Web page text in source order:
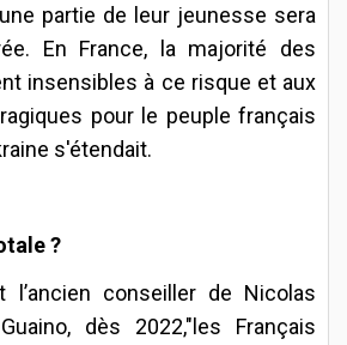
partie de leur jeunesse sera
En France, la majorité des
insensibles à ce risque et aux
pour le peuple français
s'étendait.
?
l’ancien conseiller de Nicolas
dès 2022,"les Français